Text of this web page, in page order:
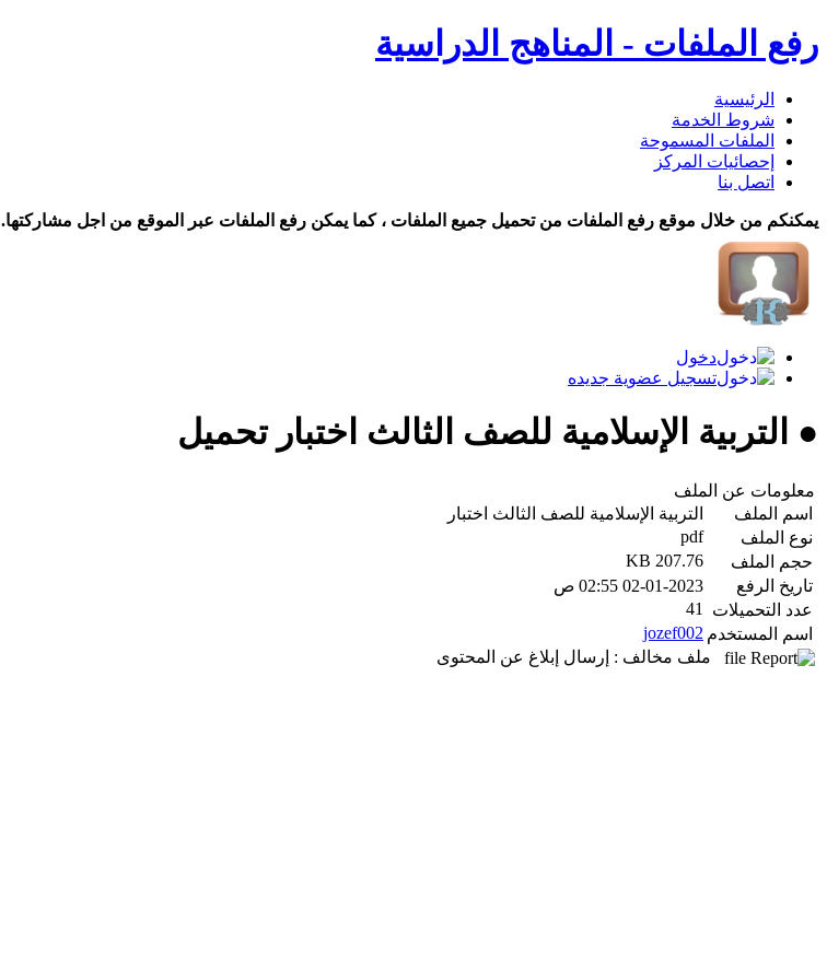
رفع الملفات - المناهج الدراسية
الرئيسية
شروط الخدمة
الملفات المسموحة
إحصائيات المركز
اتصل بنا
يمكنكم من خلال موقع رفع الملفات من تحميل جميع الملفات ، كما يمكن رفع الملفات عبر الموقع من اجل مشاركتها.
دخول
تسجيل عضوية جديده
● التربية الإسلامية للصف الثالث اختبار تحميل
معلومات عن الملف
اسم الملف
التربية الإسلامية للصف الثالث اختبار
نوع الملف
pdf
حجم الملف
207.76 KB
تاريخ الرفع
02-01-2023 02:55 ص
عدد التحميلات
41
اسم المستخدم jozef002
ملف مخالف : إرسال إبلاغ عن المحتوى